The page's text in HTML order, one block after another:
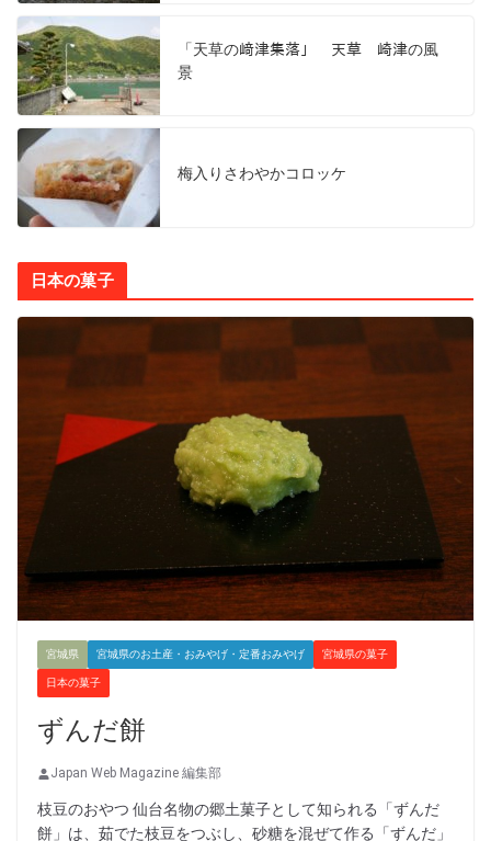
「天草の﨑津集落」 天草 崎津の風
景
梅入りさわやかコロッケ
日本の菓子
宮城県 宮城県のお土産・おみやげ・定番おみやげ 宮城県の菓子
日本の菓子
ずんだ餅
Japan Web Magazine 編集部
枝豆のおやつ 仙台名物の郷土菓子として知られる「ずんだ
餅」は、茹でた枝豆をつぶし、砂糖を混ぜて作る「ずんだ」